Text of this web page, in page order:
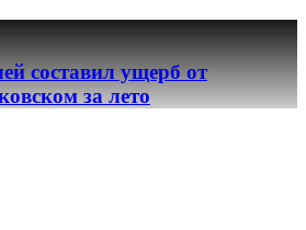
составил ущерб от
за лето